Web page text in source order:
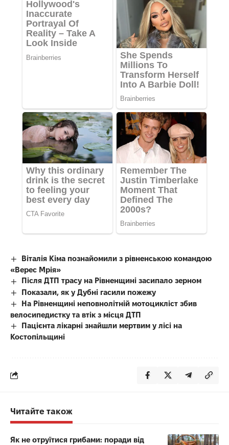
Віталія Кіма познайомили з рівненською командою
«Верес Мрія»
Після ДТП трасу на Рівненщині засипало зерном
Показали, як у Дубні гасили пожежу
На Рівненщині неповнолітній мотоцикліст збив
велосипедистку та втік з місця ДТП
Пацієнта лікарні знайшли мертвим у лісі на
Костопільщині
Читайте також
Як не отруїтися грибами: поради від